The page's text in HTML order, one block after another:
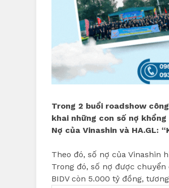
Trong 2 buổi roadshow
khai những con số nợ khổng
Nợ của Vinashin và HA.GL:
Theo đó, số nợ của Vinashin
Trong đó, số nợ được chuyển
BIDV còn 5.000 tỷ đồng,